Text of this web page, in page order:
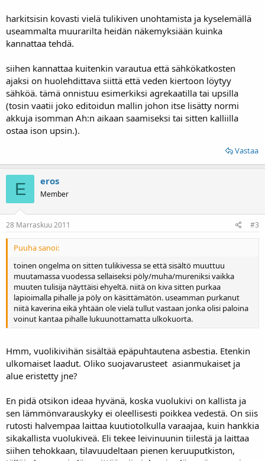
harkitsisin kovasti vielä tulikiven unohtamista ja kyselemällä
useammalta muurarilta heidän näkemyksiään kuinka
kannattaa tehdä.
siihen kannattaa kuitenkin varautua että sähkökatkosten
ajaksi on huolehdittava siittä että veden kiertoon löytyy
sähköä. tämä onnistuu esimerkiksi agrekaatilla tai upsilla
(tosin vaatii joko editoidun mallin johon itse lisätty normi
akkuja isomman Ah:n aikaan saamiseksi tai sitten kalliilla
ostaa ison upsin.).
Vastaa
E eros
Member
28 Marraskuu 2011 #3
Puuha sanoi:
toinen ongelma on sitten tulikivessa se että sisältö muuttuu
muutamassa vuodessa sellaiseksi pöly/muha/mureniksi vaikka
muuten tulisija näyttäisi ehyeltä. niitä on kiva sitten purkaa
lapioimalla pihalle ja pöly on käsittämätön. useamman purkanut
niitä kaverina eikä yhtään ole vielä tullut vastaan jonka olisi paloina
voinut kantaa pihalle lukuunottamatta ulkokuorta.
Hmm, vuolikivihän sisältää epäpuhtautena asbestia. Etenkin
ulkomaiset laadut. Oliko suojavarusteet asianmukaiset ja
alue eristetty jne?
En pidä otsikon ideaa hyvänä, koska vuolukivi on kallista ja
sen lämmönvarauskyky ei oleellisesti poikkea vedestä. On siis
rutosti halvempaa laittaa kuutiotolkulla varaajaa, kuin hankkia
sikakallista vuolukiveä. Eli tekee leivinuunin tiilestä ja laittaa
siihen tehokkaan, tilavuudeltaan pienen keruuputkiston,